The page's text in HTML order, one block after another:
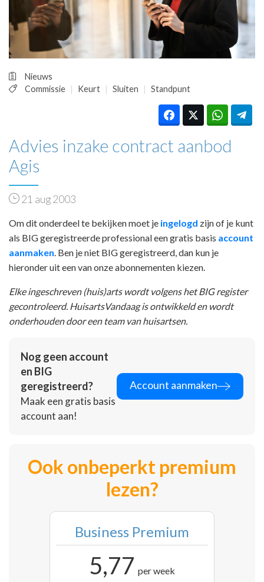
PRAKTIJKZAKEN
TARIEVEN
VPHUISARTSEN
INLOGGEN
Nieuws
Commissie
Keurt Sluiten Standpunt
Advies inzake contract aanbod
Agis
21 aug 2003
Om dit onderdeel te bekijken moet je ingelogd zijn of je kunt
als BIG geregistreerde professional een gratis basis account
aanmaken . Ben je niet BIG geregistreerd, dan kun je
hieronder uit een van onze abonnementen kiezen.
Elke ingeschreven (huis)arts wordt volgens het BIG register
gecontroleerd. HuisartsVandaag is ontwikkeld en wordt
onderhouden door een team van huisartsen.
Nog geen account
en BIG
geregistreerd?
Maak een gratis basis
account aan!
Account aanmaken
Ook onbeperkt premium
lezen?
Business Premium
5,77 per week